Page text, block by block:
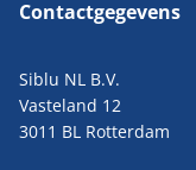
Contactgegevens
Siblu NL B.V.
Vasteland 12
3011 BL Rotterdam